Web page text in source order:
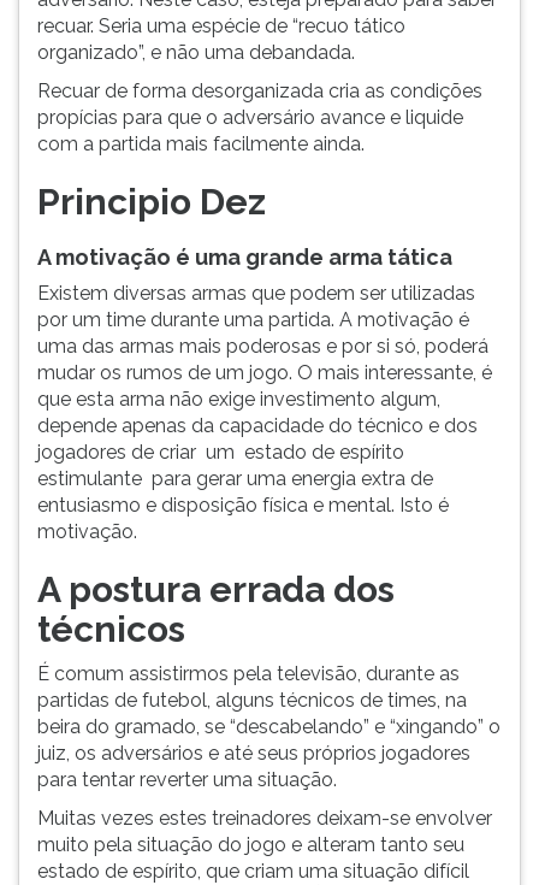
recuar. Seria uma espécie de “recuo tático
organizado”, e não uma debandada.
Recuar de forma desorganizada cria as condições
propícias para que o adversário avance e liquide
com a partida mais facilmente ainda.
Principio Dez
A motivação é uma grande arma tática
Existem diversas armas que podem ser utilizadas
por um time durante uma partida. A motivação é
uma das armas mais poderosas e por si só, poderá
mudar os rumos de um jogo. O mais interessante, é
que esta arma não exige investimento algum,
depende apenas da capacidade do técnico e dos
jogadores de criar um estado de espírito
estimulante para gerar uma energia extra de
entusiasmo e disposição física e mental. Isto é
motivação.
A postura errada dos
técnicos
É comum assistirmos pela televisão, durante as
partidas de futebol, alguns técnicos de times, na
beira do gramado, se “descabelando” e “xingando” o
juiz, os adversários e até seus próprios jogadores
para tentar reverter uma situação.
Muitas vezes estes treinadores deixam-se envolver
muito pela situação do jogo e alteram tanto seu
estado de espírito, que criam uma situação difícil